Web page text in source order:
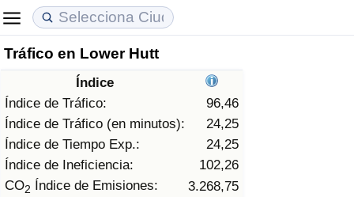
Tráfico en Lower Hutt
Índice
Índice de Tráfico:
96,46
Índice de Tráfico (en minutos):
24,25
Índice de Tiempo Exp.:
24,25
Índice de Ineficiencia:
102,26
CO2 Índice de Emisiones: 3.268,75
Coste de vida
Índice de Costo de Vida (Actual)
Índice de Costo de Vida
Índice de costo de vida por país
Precios de las propiedades
Índice de Precios de Inmuebles (Actual)
Índice de Precios de Inmuebles
Índice de Precios de Inmuebles por País
Calidad de Vida
Índice de Calidad de Vida
Índice de Calidad de Vida (Actual)
Índice de calidad de vida por país